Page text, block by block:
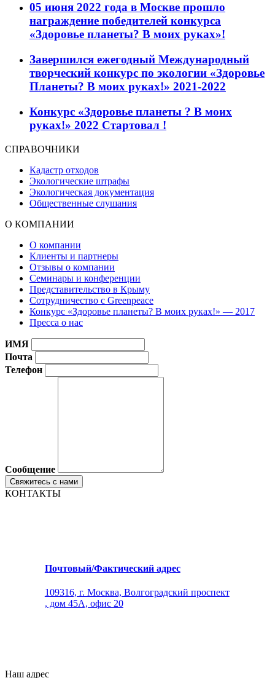
05 июня 2022 года в Москве прошло
награждение победителей конкурса
«Здоровье планеты? В моих руках»!
Завершился ежегодный Международный
творческий конкурс по экологии «Здоровье
Планеты? В моих руках!» 2021-2022
Конкурс «Здоровье планеты ? В моих
руках!» 2022 Стартовал !
СПРАВОЧНИКИ
Кадастр отходов
Экологические штрафы
Экологическая документация
Общественные слушания
О КОМПАНИИ
О компании
Клиенты и партнеры
Отзывы о компании
Семинары и конференции
Представительство в Крыму
Сотрудничество с Greenpeace
Конкурс «Здоровье планеты? В моих руках!» — 2017
Пресса о нас
ИМЯ
Почта
Телефон
Сообщение
КОНТАКТЫ
Почтовый/Фактический адрес
109316, г. Москва, Волгоградский проспект
, дом 45А, офис 20
Наш адрес